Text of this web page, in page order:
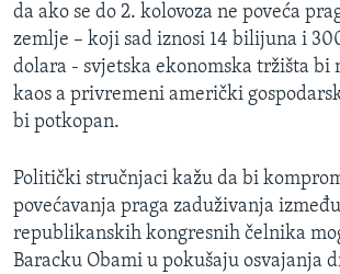
da ako se do 2. kolovoza ne poveća
zemlje – koji sad iznosi 14 bilijuna i
dolara - svjetska ekonomska tržišta bi
kaos a privremeni američki
bi potkopan.
Politički stručnjaci kažu da bi
povećavanja praga zaduživanja
republikanskih kongresnih čelnika
Baracku Obami u pokušaju osvajanja